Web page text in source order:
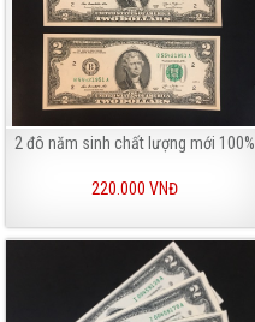
2 đô năm sinh chất lượng mới 100%
220.000 VNĐ